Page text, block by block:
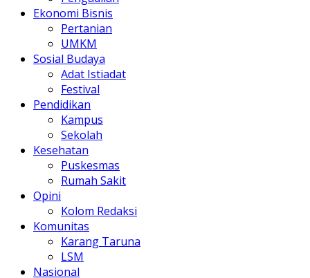
Ekonomi Bisnis
Pertanian
UMKM
Sosial Budaya
Adat Istiadat
Festival
Pendidikan
Kampus
Sekolah
Kesehatan
Puskesmas
Rumah Sakit
Opini
Kolom Redaksi
Komunitas
Karang Taruna
LSM
Nasional